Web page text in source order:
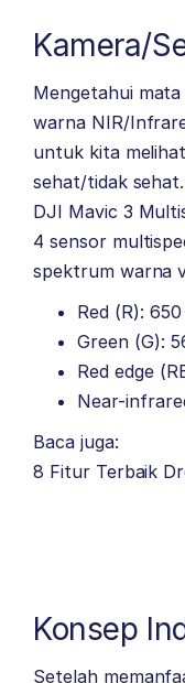
Kamera/
Mengetahui
warna NIR/
untuk kita
sehat/tidak
DJI Mavic 3
4 sensor
spektrum warna
Red (R):
Green (G):
Red edge
Near-
Baca juga:
8 Fitur Terbaik
Konsep
Setelah